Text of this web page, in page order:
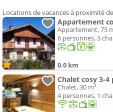
Locations de vacances à proximité
Appartement, 75
6 personnes, 3
0.0 km
Chalet, 30 m²
4 personnes, 1